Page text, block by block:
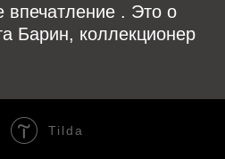
. Это о
Барин, коллекционер
Tilda